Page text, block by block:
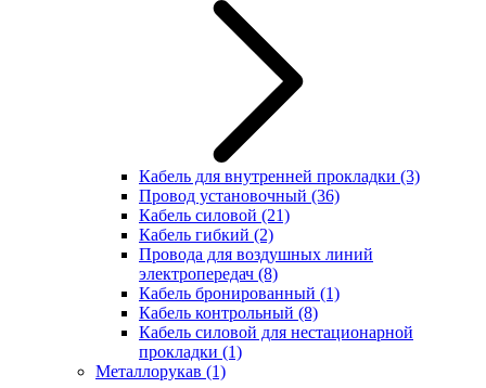
Кабель для внутренней прокладки (3)
Провод установочный (36)
Кабель силовой (21)
Кабель гибкий (2)
Провода для воздушных линий
электропередач (8)
Кабель бронированный (1)
Кабель контрольный (8)
Кабель силовой для нестационарной
прокладки (1)
Металлорукав (1)